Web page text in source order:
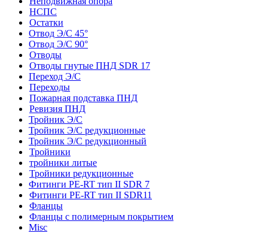
НСПС
Остатки
Отвод Э/С 45°
Отвод Э/С 90°
Отводы
Отводы гнутые ПНД SDR 17
Переход Э/С
Переходы
Пожарная подставка ПНД
Ревизия ПНД
Тройник Э/С
Тройник Э/С редукционные
Тройник Э/С редукционный
Тройники
тройники литые
Тройники редукционные
Фитинги PE-RT тип II SDR 7
Фитинги PE-RT тип II SDR11
Фланцы
Фланцы с полимерным покрытием
Misc